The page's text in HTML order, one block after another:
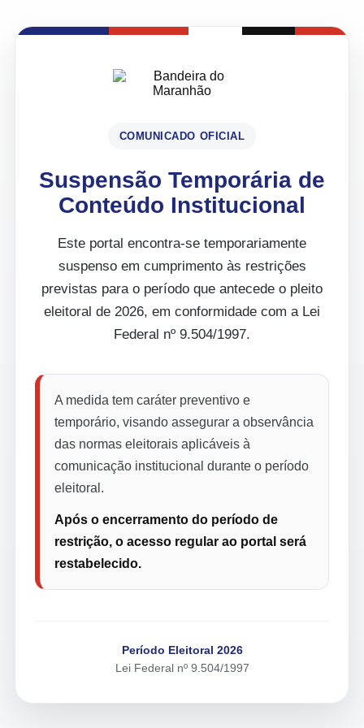
COMUNICADO OFICIAL
Suspensão Temporária de
Conteúdo Institucional
Este portal encontra-se temporariamente
suspenso em cumprimento às restrições
previstas para o período que antecede o pleito
eleitoral de 2026, em conformidade com a Lei
Federal nº 9.504/1997.
A medida tem caráter preventivo e
temporário, visando assegurar a observância
das normas eleitorais aplicáveis à
comunicação institucional durante o período
eleitoral.
Após o encerramento do período de
restrição, o acesso regular ao portal será
restabelecido.
Período Eleitoral 2026
Lei Federal nº 9.504/1997